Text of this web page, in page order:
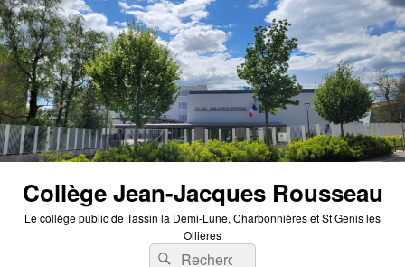
Collège Jean-Jacques Rousseau
Le collège public de Tassin la Demi-Lune, Charbonnières et St Genis les
Ollières
Recherche :
Rechercher
Panneau de gestion des cookies